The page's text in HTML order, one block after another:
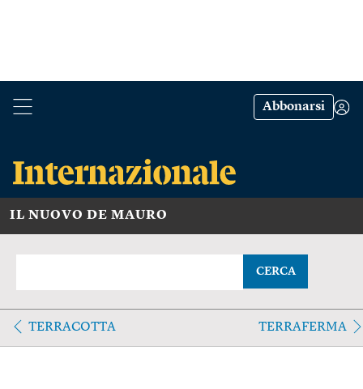
Abbonarsi
IL NUOVO DE MAURO
CERCA
TERRACOTTA TERRAFERMA